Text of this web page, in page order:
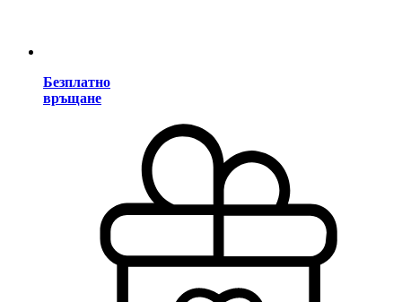
Безплатно
връщане